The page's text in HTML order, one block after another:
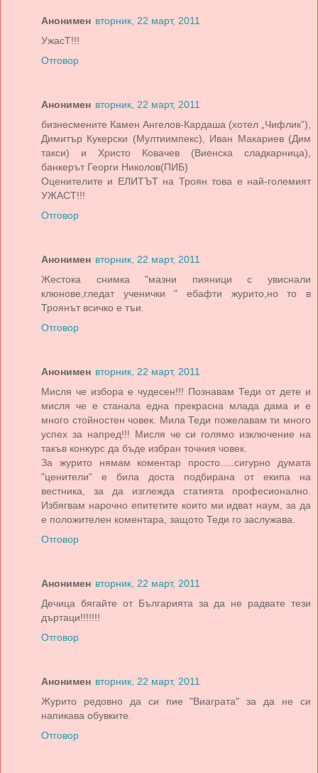
Анонимен вторник, 22 март, 2011
УжасТ!!!
Отговор
Анонимен вторник, 22 март, 2011
бизнесмените Камен Ангелов-Кардаша (хотел „Чифлик”),
Димитър Кукерски (Мултиимпекс), Иван Макариев (Дим
такси) и Христо Ковачев (Виенска сладкарница),
банкерът Георги Николов(ПИБ)
Оценителите и ЕЛИТЪТ на Троян това е най-големият
УЖАСТ!!!
Отговор
Анонимен вторник, 22 март, 2011
Жестока снимка "мазни пияници с увиснали
клюнове,гледат ученички " ебафти журито,но то в
Троянът всичко е тъи.
Отговор
Анонимен вторник, 22 март, 2011
Мисля че избора е чудесен!!! Познавам Теди от дете и
мисля че е станала една прекрасна млада дама и е
много стойностен човек. Мила Теди пожелавам ти много
успех за напред!!! Мисля че си голямо изключение на
такъв конкурс да бъде избран точния човек.
За журито нямам коментар просто.....сигурно думата
"ценители" е била доста подбирана от екипа на
вестника, за да изглежда статията професионално.
Избягвам нарочно епитетите които ми идват наум, за да
е положителен коментара, защото Теди го заслужава.
Отговор
Анонимен вторник, 22 март, 2011
Дечица бягайте от Българията за да не радвате тези
дъртаци!!!!!!!
Отговор
Анонимен вторник, 22 март, 2011
Журито редовно да си пие "Виаграта" за да не си
напикава обувките.
Отговор